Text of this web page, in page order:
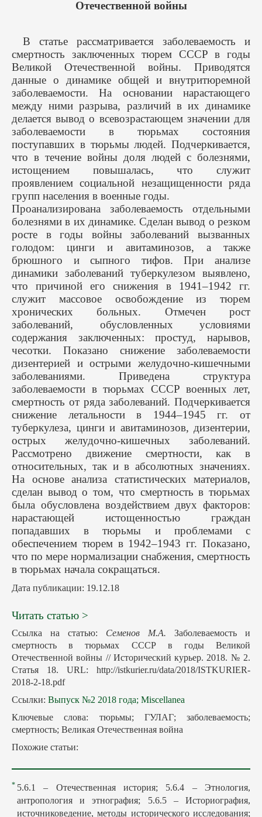
Отечественной войны
В статье рассматривается заболеваемость и
смертность заключенных тюрем СССР в годы
Великой Отечественной войны. Приводятся
данные о динамике общей и внутритюремной
заболеваемости. На основании нарастающего
между ними разрыва, различий в их динамике
делается вывод о всевозрастающем значении для
заболеваемости в тюрьмах состояния
поступавших в тюрьмы людей. Подчеркивается,
что в течение войны доля людей с болезнями,
истощением повышалась, что служит
проявлением социальной незащищенности ряда
групп населения в военные годы.
Проанализирована заболеваемость отдельными
болезнями в их динамике. Сделан вывод о резком
росте в годы войны заболеваний вызванных
голодом: цинги и авитаминозов, а также
брюшного и сыпного тифов. При анализе
динамики заболеваний туберкулезом выявлено,
что причиной его снижения в 1941–1942 гг.
служит массовое освобождение из тюрем
хронических больных. Отмечен рост
заболеваний, обусловленных условиями
содержания заключенных: простуд, нарывов,
чесотки. Показано снижение заболеваемости
дизентерией и острыми желудочно-кишечными
заболеваниями. Приведена структура
заболеваемости в тюрьмах СССР военных лет,
смертность от ряда заболеваний. Подчеркивается
снижение летальности в 1944–1945 гг. от
туберкулеза, цинги и авитаминозов, дизентерии,
острых желудочно-кишечных заболеваний.
Рассмотрено движение смертности, как в
относительных, так и в абсолютных значениях.
На основе анализа статистических материалов,
сделан вывод о том, что смертность в тюрьмах
была обусловлена воздействием двух факторов:
нарастающей истощенностью граждан
попадавших в тюрьмы и проблемами с
обеспечением тюрем в 1942–1943 гг. Показано,
что по мере нормализации снабжения, смертность
в тюрьмах начала сокращаться.
Дата публикации: 19.12.18
Читать статью >
Ссылка на статью: Семенов М.А. Заболеваемость и
смертность в тюрьмах СССР в годы Великой
Отечественной войны // Исторический курьер. 2018. № 2.
Статья 18. URL: http://istkurier.ru/data/2018/ISTKURIER-
2018-2-18.pdf
Ссылки: Выпуск №2 2018 года; Miscellanea
Ключевые слова: тюрьмы; ГУЛАГ; заболеваемость;
смертность; Великая Отечественная война
Похожие статьи:
* 5.6.1 – Отечественная история; 5.6.4 – Этнология,
антропология и этнография; 5.6.5 – Историография,
источниковедение, методы исторического исследования;